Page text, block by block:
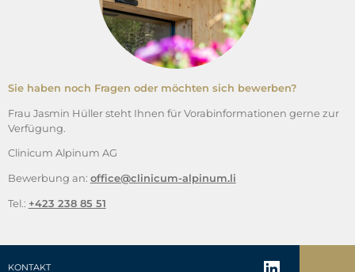
Sie haben noch Fragen oder möchten sich bewerben?
Frau Jasmin Hüller steht Ihnen für Vorabinformationen gerne zur
Verfügung.
Clinicum Alpinum AG
Bewerbung an: office@clinicum-alpinum.li
Tel.: +423 238 85 51
KONTAKT